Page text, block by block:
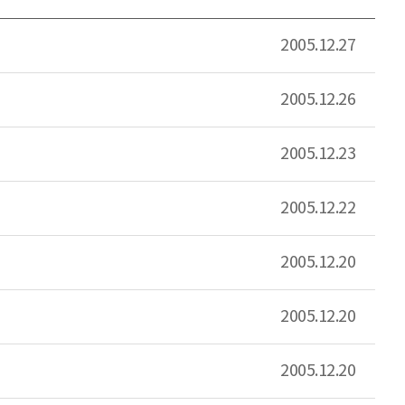
2005.12.27
2005.12.26
2005.12.23
2005.12.22
2005.12.20
2005.12.20
2005.12.20